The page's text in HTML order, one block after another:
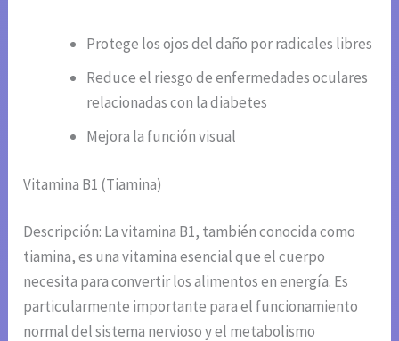
Protege los ojos del daño por radicales libres
Reduce el riesgo de enfermedades oculares
relacionadas con la diabetes
Mejora la función visual
Vitamina B1 (Tiamina)
Descripción: La vitamina B1, también conocida como
tiamina, es una vitamina esencial que el cuerpo
necesita para convertir los alimentos en energía. Es
particularmente importante para el funcionamiento
normal del sistema nervioso y el metabolismo